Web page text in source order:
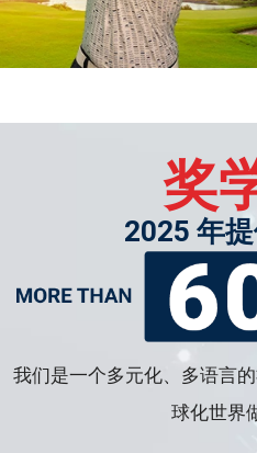
奖
2025 年
我们是一个多元化、多语言
球化世界